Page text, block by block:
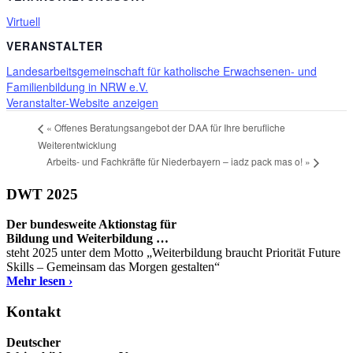
Virtuell
VERANSTALTER
Landesarbeitsgemeinschaft für katholische Erwachsenen- und
Familienbildung in NRW e.V.
Veranstalter-Website anzeigen
« Offenes Beratungsangebot der DAA für Ihre berufliche
Weiterentwicklung
Arbeits- und Fachkräfte für Niederbayern – iadz pack mas o! »
DWT 2025
Der bundesweite Aktionstag für
Bildung und Weiterbildung …
steht 2025 unter dem Motto „Weiterbildung braucht Priorität Future
Skills – Gemeinsam das Morgen gestalten“
Mehr lesen ›
Kontakt
Deutscher